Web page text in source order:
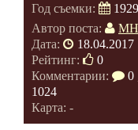
Год съемки:
1929
Автор поста:
Дата:
18.04.2017
Рейтинг:
0
Комментарии:
0
1024
Карта: -